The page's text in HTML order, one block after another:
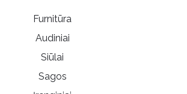
Furnitūra
Audiniai
Siūlai
Sagos